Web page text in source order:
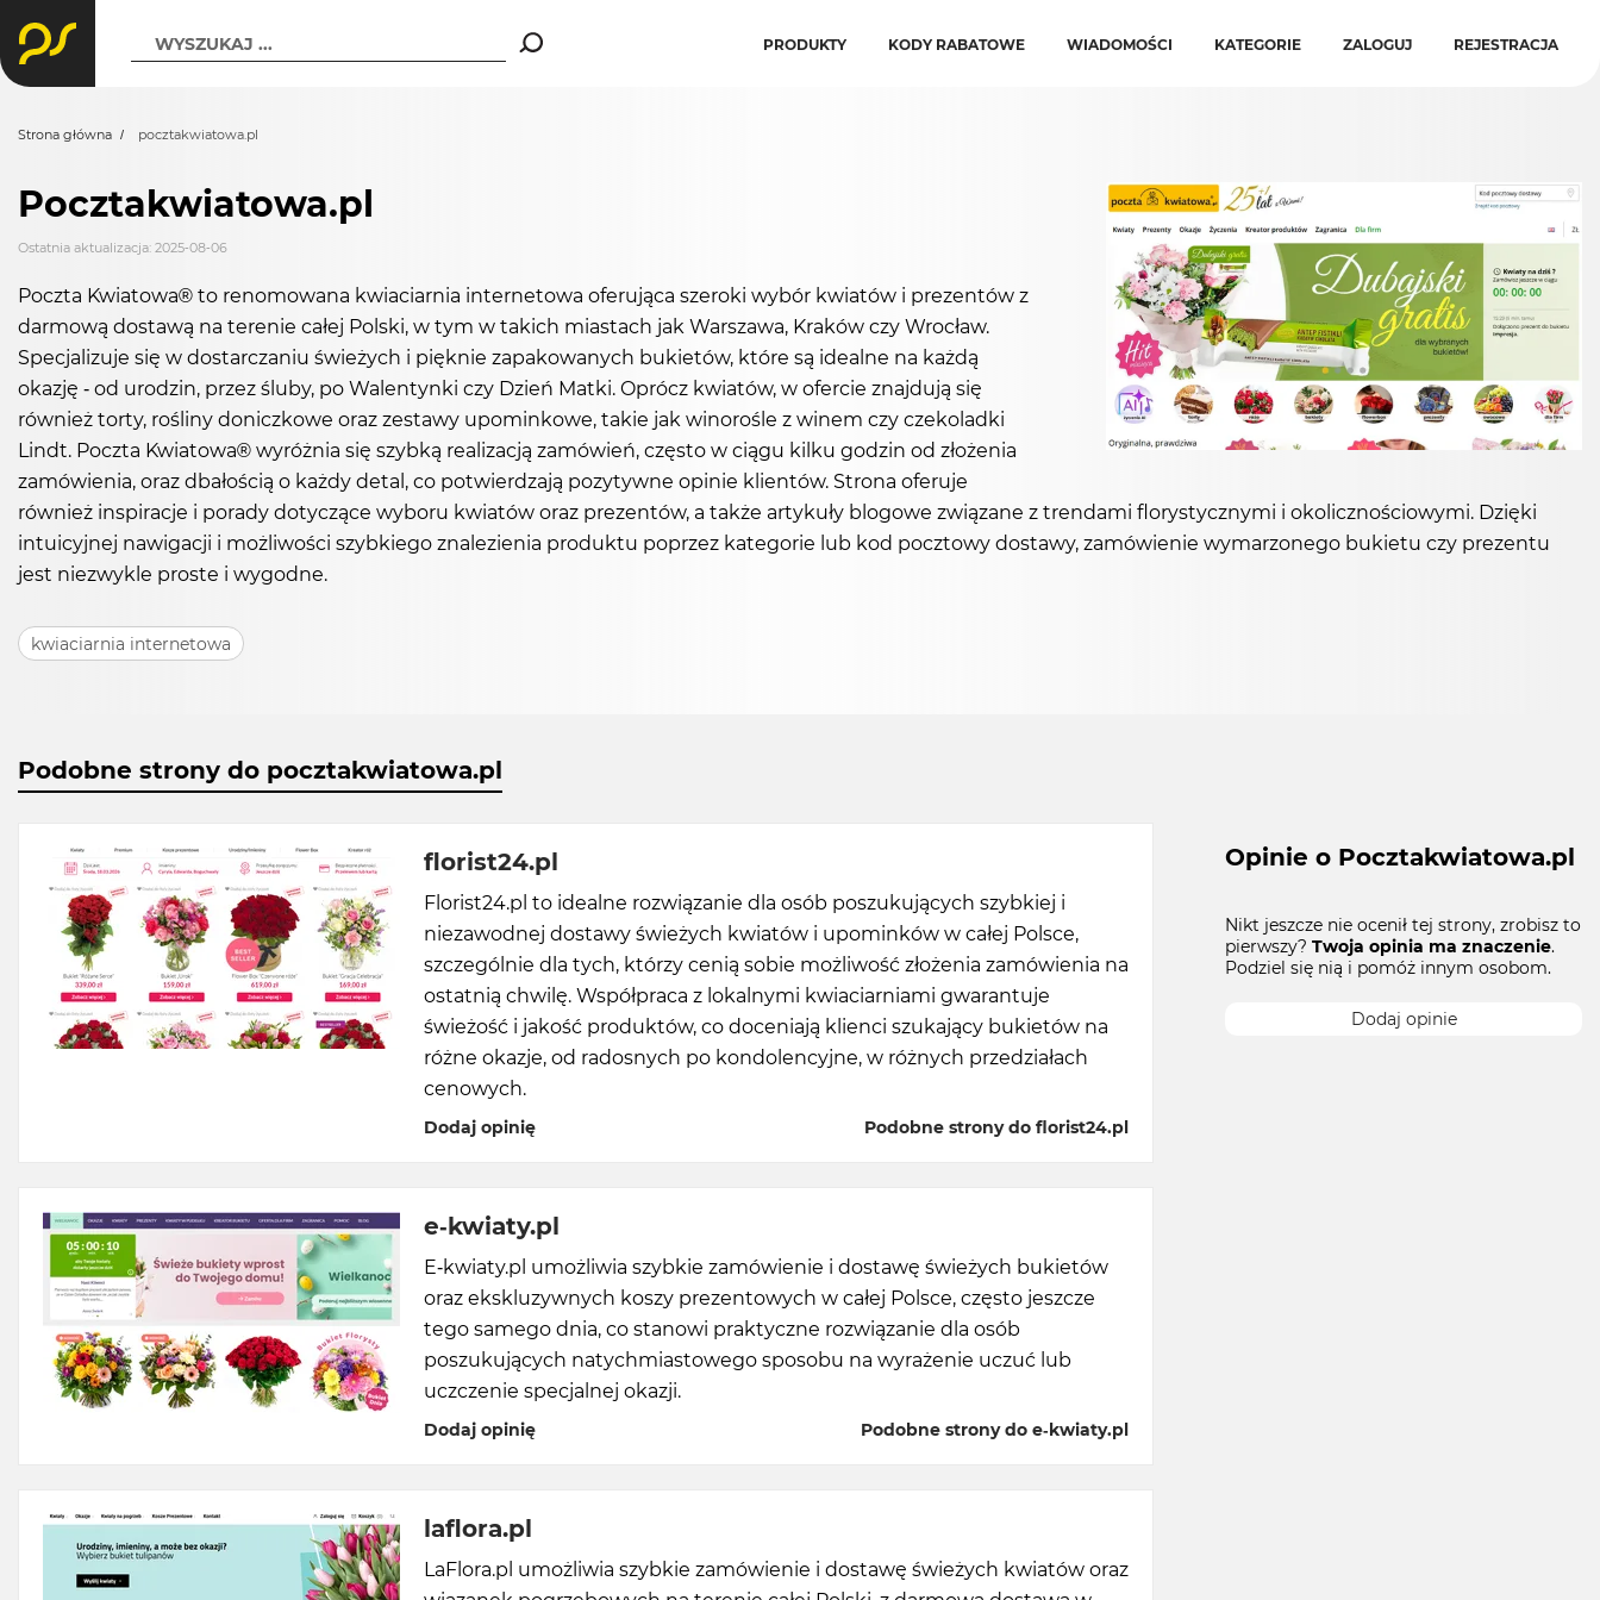
WYSZUKAJ ... PRODUKTY KODY RABATOWE WIADOMOŚCI KATEGORIE ZALOGUJ REJESTRACJA
Strona główna pocztakwiatowa.pl
Pocztakwiatowa.pl
Ostatnia aktualizacja: 2025-08-06
Poczta Kwiatowa® to renomowana kwiaciarnia internetowa oferująca szeroki wybór kwiatów i prezentów z
darmową dostawą na terenie całej Polski, w tym w takich miastach jak Warszawa, Kraków czy Wrocław.
Specjalizuje się w dostarczaniu świeżych i pięknie zapakowanych bukietów, które są idealne na każdą
okazję - od urodzin, przez śluby, po Walentynki czy Dzień Matki. Oprócz kwiatów, w ofercie znajdują się
również torty, rośliny doniczkowe oraz zestawy upominkowe, takie jak winorośle z winem czy czekoladki
Lindt. Poczta Kwiatowa® wyróżnia się szybką realizacją zamówień, często w ciągu kilku godzin od złożenia
zamówienia, oraz dbałością o każdy detal, co potwierdzają pozytywne opinie klientów. Strona oferuje
również inspiracje i porady dotyczące wyboru kwiatów oraz prezentów, a także artykuły blogowe związane z trendami florystycznymi i okolicznościowymi. Dzięki
intuicyjnej nawigacji i możliwości szybkiego znalezienia produktu poprzez kategorie lub kod pocztowy dostawy, zamówienie wymarzonego bukietu czy prezentu
jest niezwykle proste i wygodne.
kwiaciarnia internetowa
Podobne strony do pocztakwiatowa.pl
florist24.pl
Florist24.pl to idealne rozwiązanie dla osób poszukujących szybkiej i
niezawodnej dostawy świeżych kwiatów i upominków w całej Polsce,
szczególnie dla tych, którzy cenią sobie możliwość złożenia zamówienia na
ostatnią chwilę. Współpraca z lokalnymi kwiaciarniami gwarantuje
świeżość i jakość produktów, co doceniają klienci szukający bukietów na
różne okazje, od radosnych po kondolencyjne, w różnych przedziałach
cenowych.
Dodaj opinię Podobne strony do florist24.pl
e-kwiaty.pl
E-kwiaty.pl umożliwia szybkie zamówienie i dostawę świeżych bukietów
oraz ekskluzywnych koszy prezentowych w całej Polsce, często jeszcze
tego samego dnia, co stanowi praktyczne rozwiązanie dla osób
poszukujących natychmiastowego sposobu na wyrażenie uczuć lub
uczczenie specjalnej okazji.
Dodaj opinię Podobne strony do e-kwiaty.pl
laflora.pl
LaFlora.pl umożliwia szybkie zamówienie i dostawę świeżych kwiatów oraz
Opinie o Pocztakwiatowa.pl
Nikt jeszcze nie ocenił tej strony, zrobisz to
pierwszy? Twoja opinia ma znaczenie.
Podziel się nią i pomóż innym osobom.
Dodaj opinie